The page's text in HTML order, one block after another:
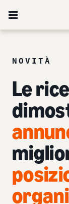
NOVITÀ
Le